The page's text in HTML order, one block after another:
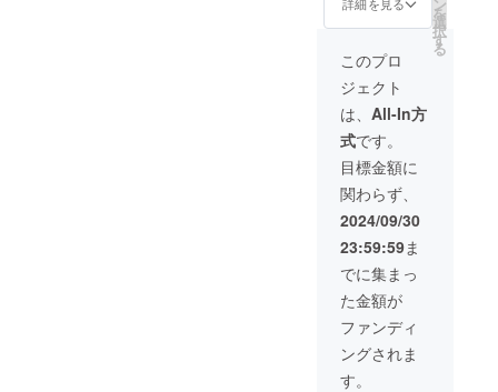
20歳を
こえて
から。
●妊娠
中・授
乳中は
飲酒を
控えて
くださ
い。 ■
冷凍発
送 1.
レピマ
ルカ
ティラ
ミスバ
ウム
クーヘ
ン ・内
容量
■通
常発送
田中の
味海
苔 6品
1.
田中の
塩海
苔 沖
縄粟国
の塩
×1
2. 田
中の味
海苔
昔なが
らの関
西風甘
辛だ
れ ×
の成分
が沈殿
するこ
とがあ
ります
が、品
質に問
題はあ
りませ
ん。 ●
梅酒の
品質を
損なわ
ないた
めに、
15℃以
下の冷
暗所で
保管し
てくだ
さい。
原材料
由来の
沈殿す
ること
があり
ます
が、品
質に問
題はあ
りませ
ん。 ●
梅酒の
品質を
損なわ
ないた
めに、
15℃以
下の冷
暗所で
保管し
ルを是
非味
みてく
ださ
い！ リ
ターン
内容：
1.
梅酒
MIYAYO
SHI
No.06
200ml
１本
2.
贈答用
化粧箱
3.
贈答用
紙袋 ●
な赤
色、甘
いさわ
やかな
香り、
濃厚な
の中に
も後味
をすっ
きりさ
せる独
自の酸
味。市
場に出
回りに
くい露
茜100％
の紅色
プラム
ただい
追加生
しま
す。着
色料な
ど何も
使わな
い天然
由来の
透き
鮮やか
な赤
色、甘
酸っぱ
いさわ
やかな
香り、
分
17％ ・
内容
量
380ml
生産量
に限り
がある
希少
種”露
茜”で漬
け込ん
だ
「MIYA
YOSHI
」。今
回、ご
支援い
ぱいま
ろやか
な味わ
いはま
るでス
イーツ
です。
甘みの
強さ 9
・品
目 リ
キュー
ル 露
茜
100％
・原材
料 和
歌山有
田産
「露
を
選
択
す
る
このプロ
ジェクト
は、 All-In方
式です。
目標金額に
関わらず、
2024/09/30
23:59:59ま
でに集まっ
た金額が
ファンディ
ングされま
す。